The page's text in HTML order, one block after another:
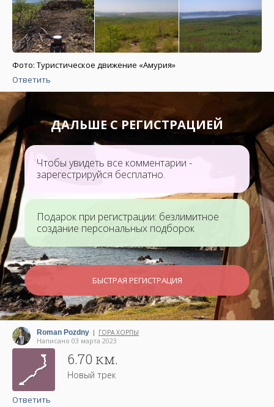
Фото: Туристическое движение «Амурия»
Ответить
ДАЛЬШЕ С РЕГИСТРАЦИЕЙ
Чтобы увидеть все комментарии -
зарегестрируйся бесплатно.
Подарок при регистрации: безлимитное
создание персональных подборок
БЫСТРАЯ РЕГИСТРАЦИЯ
Roman Pozdny | ГОРА ХОРПЫ
Написано 03 марта 2023
6.70 км.
Новый трек
Ответить